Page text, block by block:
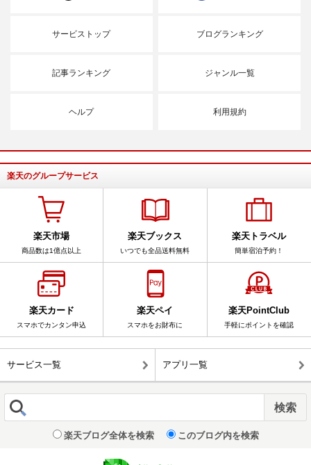
サービストップ ブログランキング
記事ランキング ジャンル一覧
ヘルプ 利用規約
楽天のグループサービス
楽天市場
商品数は1億点以上
楽天ブックス
いつでも全品送料無料
楽天トラベル
簡単宿泊予約！
楽天カード
スマホでカンタン申込
楽天ペイ
スマホをお財布に
楽天PointClub
手軽にポイントを確認
サービス一覧 アプリ一覧
楽天ブログ全体を検索 このブログ内を検索